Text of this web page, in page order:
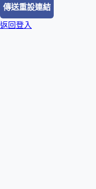
傳送重設連結
返回登入